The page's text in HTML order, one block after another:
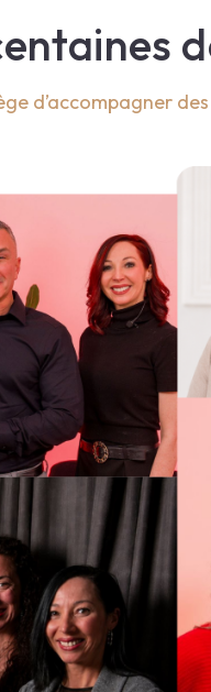
d’accompagner